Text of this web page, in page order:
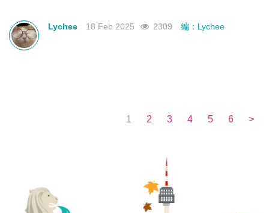
不如來看看有沒有合你心意的曼谷新酒店吧！
Lychee 18 Feb 2025 2309 編：Lychee
1 2 3 4 5 6 >